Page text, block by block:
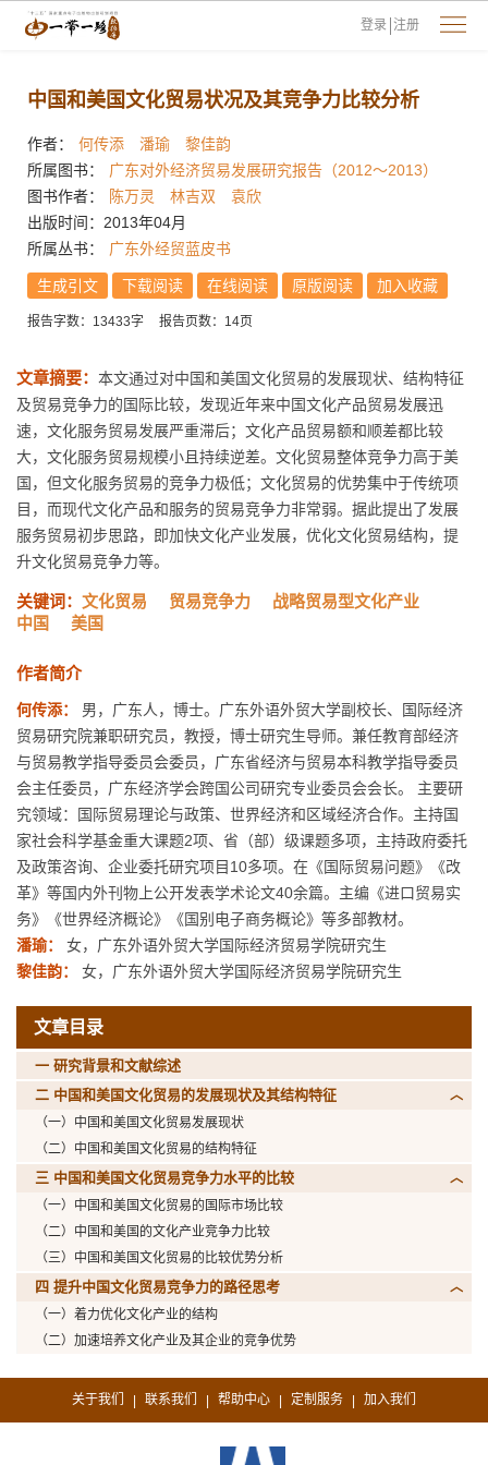
登录 注册
中国和美国文化贸易状况及其竞争力比较分析
作者： 何传添 潘瑜
黎佳韵
所属图书：
广东对外经济贸易发展研究报告（2012～2013）
图书作者：
陈万灵 林吉双
袁欣
出版时间：2013年04月
所属丛书：
广东外经贸蓝皮书
生成引文 下载阅读 在线阅读 原版阅读 加入收藏
报告字数：13433字 报告页数：14页
文章摘要： 本文通过对中国和美国文化贸易的发展现状、结构特征
及贸易竞争力的国际比较，发现近年来中国文化产品贸易发展迅
速，文化服务贸易发展严重滞后；文化产品贸易额和顺差都比较
大，文化服务贸易规模小且持续逆差。文化贸易整体竞争力高于美
国，但文化服务贸易的竞争力极低；文化贸易的优势集中于传统项
目，而现代文化产品和服务的贸易竞争力非常弱。据此提出了发展
服务贸易初步思路，即加快文化产业发展，优化文化贸易结构，提
升文化贸易竞争力等。
关键词： 文化贸易 贸易竞争力
战略贸易型文化产业
中国
美国
作者简介
何传添：
男，广东人，博士。广东外语外贸大学副校长、国际经济
贸易研究院兼职研究员，教授，博士研究生导师。兼任教育部经济
与贸易教学指导委员会委员，广东省经济与贸易本科教学指导委员
会主任委员，广东经济学会跨国公司研究专业委员会会长。 主要研
究领域：国际贸易理论与政策、世界经济和区域经济合作。主持国
家社会科学基金重大课题2项、省（部）级课题多项，主持政府委托
及政策咨询、企业委托研究项目10多项。在《国际贸易问题》《改
革》等国内外刊物上公开发表学术论文40余篇。主编《进口贸易实
务》《世界经济概论》《国别电子商务概论》等多部教材。
潘瑜：
女，广东外语外贸大学国际经济贸易学院研究生
黎佳韵：
女，广东外语外贸大学国际经济贸易学院研究生
文章目录
一 研究背景和文献综述
二 中国和美国文化贸易的发展现状及其结构特征
（一）中国和美国文化贸易发展现状
（二）中国和美国文化贸易的结构特征
三 中国和美国文化贸易竞争力水平的比较
（一）中国和美国文化贸易的国际市场比较
（二）中国和美国的文化产业竞争力比较
（三）中国和美国文化贸易的比较优势分析
四 提升中国文化贸易竞争力的路径思考
（一）着力优化文化产业的结构
（二）加速培养文化产业及其企业的竞争优势
关于我们 | 联系我们 | 帮助中心 | 定制服务 | 加入我们